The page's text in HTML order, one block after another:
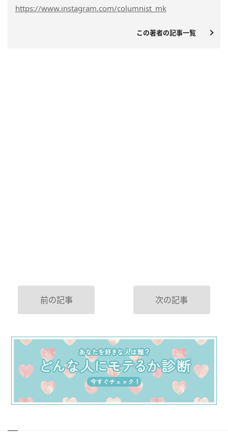
https://www.instagram.com/columnist_mk
この著者の記事一覧
前の記事 次の記事